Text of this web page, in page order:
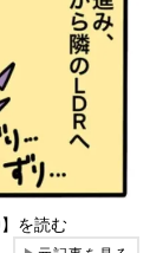
を読む